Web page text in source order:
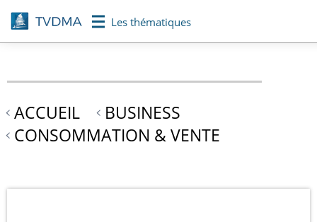
Aller
au
contenu
Les thématiques
ACCUEIL
BUSINESS
CONSOMMATION & VENTE